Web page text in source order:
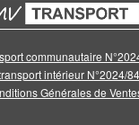
communautaire
intérieur N°2024/
Générales de